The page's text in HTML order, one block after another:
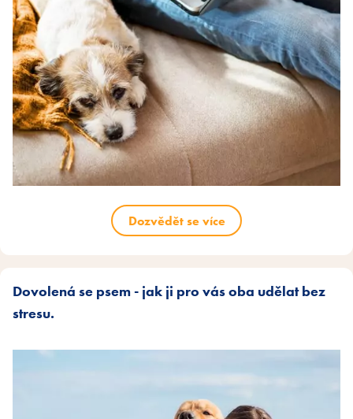
Dozvědět se více
Dovolená se psem - jak ji pro vás oba udělat bez
stresu.